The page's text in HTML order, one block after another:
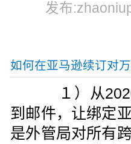
发布
如何在亚马逊续订对
１）从2020
到邮件，让绑定
是外管局对所有